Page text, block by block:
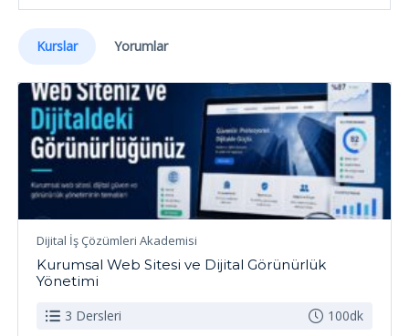
Kurslar Yorumlar
Dijital İş Çözümleri Akademisi
Kurumsal Web Sitesi ve Dijital Görünürlük
Yönetimi
3 Dersleri
100dk